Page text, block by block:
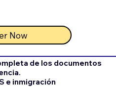
Now
de los documentos
e inmigración